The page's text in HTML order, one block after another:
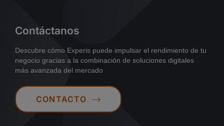
Contáctanos
Descubre cómo Experis puede impulsar el rendimiento de tu
negocio gracias a la combinación de soluciones digitales
más avanzada del mercado
CONTACTO